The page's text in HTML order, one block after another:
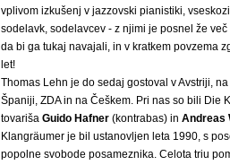
vplivom izkušenj v jazzovski pianistiki,
sodelavk, sodelavcev - z njimi je posnel že
da bi ga tukaj navajali, in v kratkem povzema
let!
Thomas Lehn je do sedaj gostoval v Avstriji,
Španiji, ZDA in na Češkem. Pri nas so bili Die
tovariša Guido Hafner (kontrabas) in Andreas
Klangräumer je bil ustanovljen leta 1990, s
popolne svobode posameznika. Celota triu